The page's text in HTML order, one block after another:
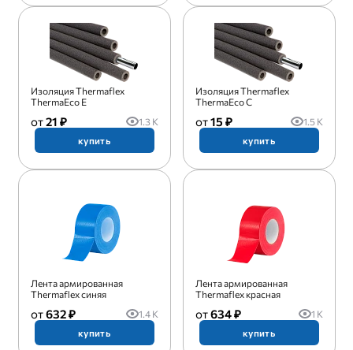
Изоляция Thermaflex
ThermaEco E
21 ₽
1.3 K
купить
Изоляция Thermaflex
ThermaEco C
15 ₽
1.5 K
купить
Лента армированная
Thermaflex синяя
632 ₽
1.4 K
купить
Лента армированная
Thermaflex красная
634 ₽
1 K
купить